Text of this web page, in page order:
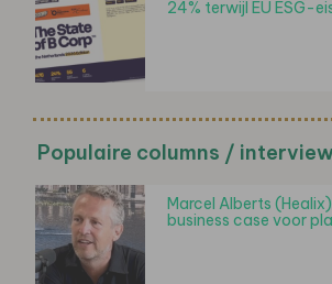
24% terwijl EU ESG-
Populaire columns /
Marcel Alberts (Healix):
business case voor